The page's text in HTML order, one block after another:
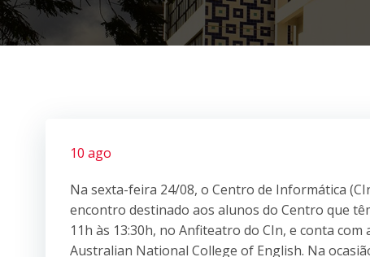
10 ago
Na sexta-feira 24/08, o Centro de Informática
encontro destinado aos alunos do Centro que
11h às 13:30h, no Anfiteatro do CIn, e conta
Australian National College of English. Na